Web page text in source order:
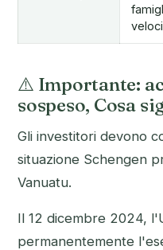
⚠️ Importante:
sospeso, Cosa
Gli investitori devono
situazione Schengen
Vanuatu.
Il 12 dicembre 2024,
permanentemente